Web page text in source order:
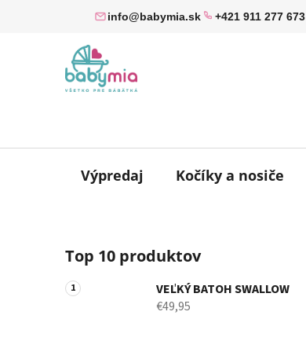
info@babymia.sk +421 911 277 673
Výpredaj Kočíky a nosiče
o
č
n
Top 10 produktov
VEĽKÝ BATOH SWALLOW
€49,95